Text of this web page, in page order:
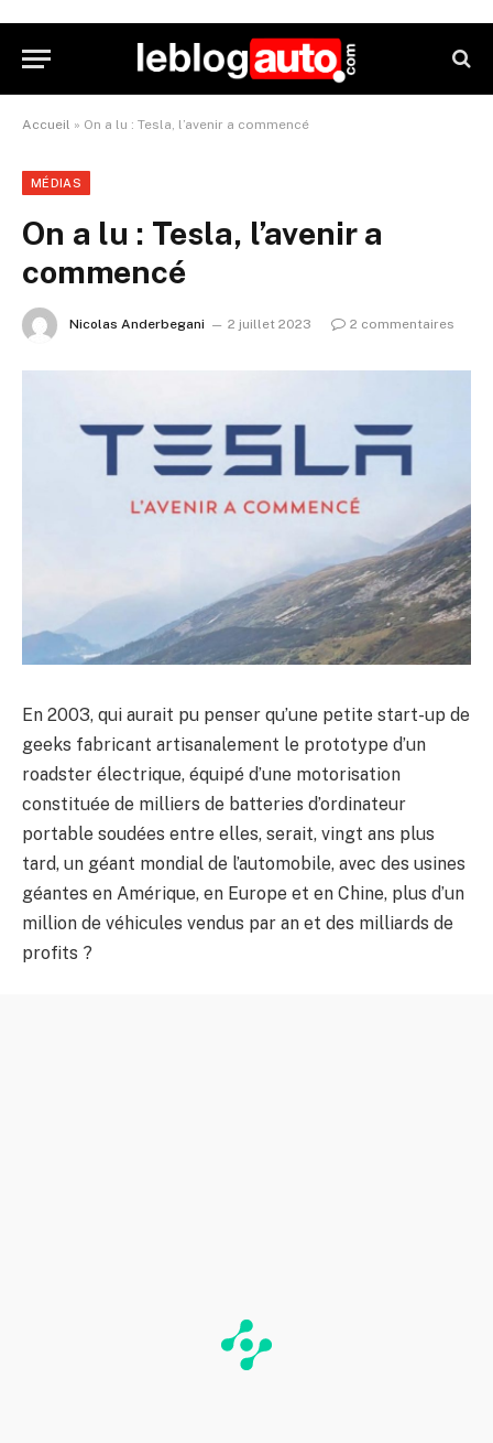
Accueil » On a lu : Tesla, l’avenir a commencé
MÉDIAS
On a lu : Tesla, l’avenir a
commencé
Nicolas Anderbegani 2 juillet 2023 2 commentaires
En 2003, qui aurait pu penser qu’une petite start-up de
geeks fabricant artisanalement le prototype d’un
roadster électrique, équipé d’une motorisation
constituée de milliers de batteries d’ordinateur
portable soudées entre elles, serait, vingt ans plus
tard, un géant mondial de l’automobile, avec des usines
géantes en Amérique, en Europe et en Chine, plus d’un
million de véhicules vendus par an et des milliards de
profits ?